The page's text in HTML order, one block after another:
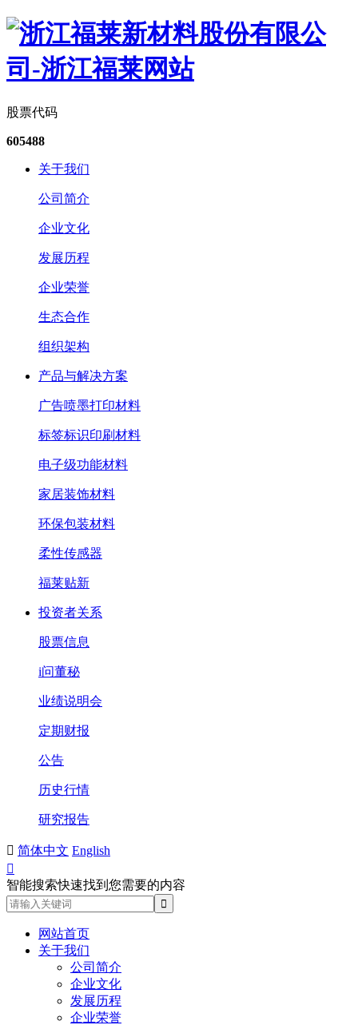
股票代码
605488
关于我们
公司简介
企业文化
发展历程
企业荣誉
生态合作
组织架构
产品与解决方案
广告喷墨打印材料
标签标识印刷材料
电子级功能材料
家居装饰材料
环保包装材料
柔性传感器
福莱贴新
投资者关系
股票信息
i问董秘
业绩说明会
定期财报
公告
历史行情
研究报告
 简体中文 English

智能搜索快速找到您需要的内容
网站首页
关于我们
公司简介
企业文化
发展历程
企业荣誉